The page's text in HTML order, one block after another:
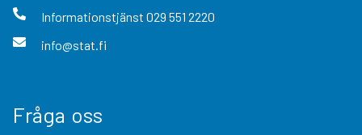
Informationstjänst 029 551 2220
info@stat.fi
Fråga oss